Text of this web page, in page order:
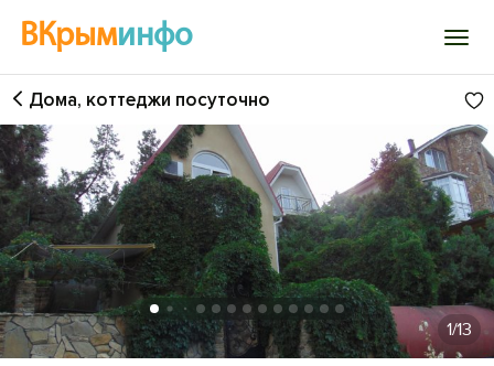
ВКрыминфо
Войти
Избранное
История просмотра
Добавить свой объект
Дома, коттеджи посуточно
1/13